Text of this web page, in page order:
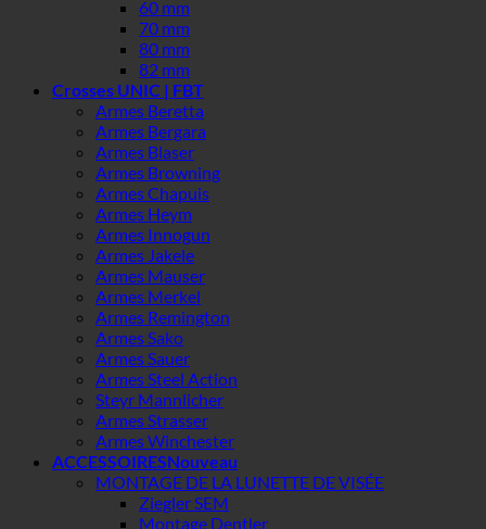
60 mm
70 mm
80 mm
82 mm
Crosses UNIC | FBT
Armes Beretta
Armes Bergara
Armes Blaser
Armes Browning
Armes Chapuis
Armes Heym
Armes Innogun
Armes Jakele
Armes Mauser
Armes Merkel
Armes Remington
Armes Sako
Armes Sauer
Armes Steel Action
Steyr Mannlicher
Armes Strasser
Armes Winchester
ACCESSOIRES
MONTAGE DE LA LUNETTE DE VISÉE
Ziegler SEM
Montage Dentler